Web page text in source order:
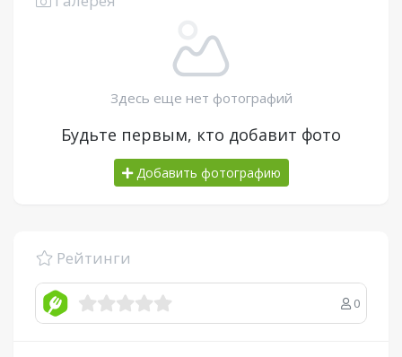
Здесь еще нет фотографий
Будьте первым, кто добавит фото
Добавить фотографию
Рейтинги
0